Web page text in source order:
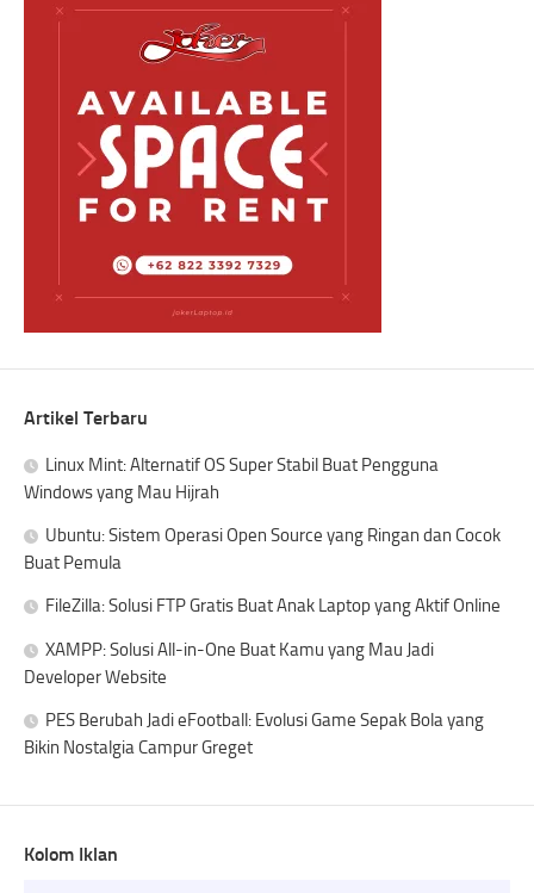
Artikel Terbaru
Linux Mint: Alternatif OS Super Stabil Buat Pengguna
Windows yang Mau Hijrah
Ubuntu: Sistem Operasi Open Source yang Ringan dan Cocok
Buat Pemula
FileZilla: Solusi FTP Gratis Buat Anak Laptop yang Aktif Online
XAMPP: Solusi All-in-One Buat Kamu yang Mau Jadi
Developer Website
PES Berubah Jadi eFootball: Evolusi Game Sepak Bola yang
Bikin Nostalgia Campur Greget
Kolom Iklan